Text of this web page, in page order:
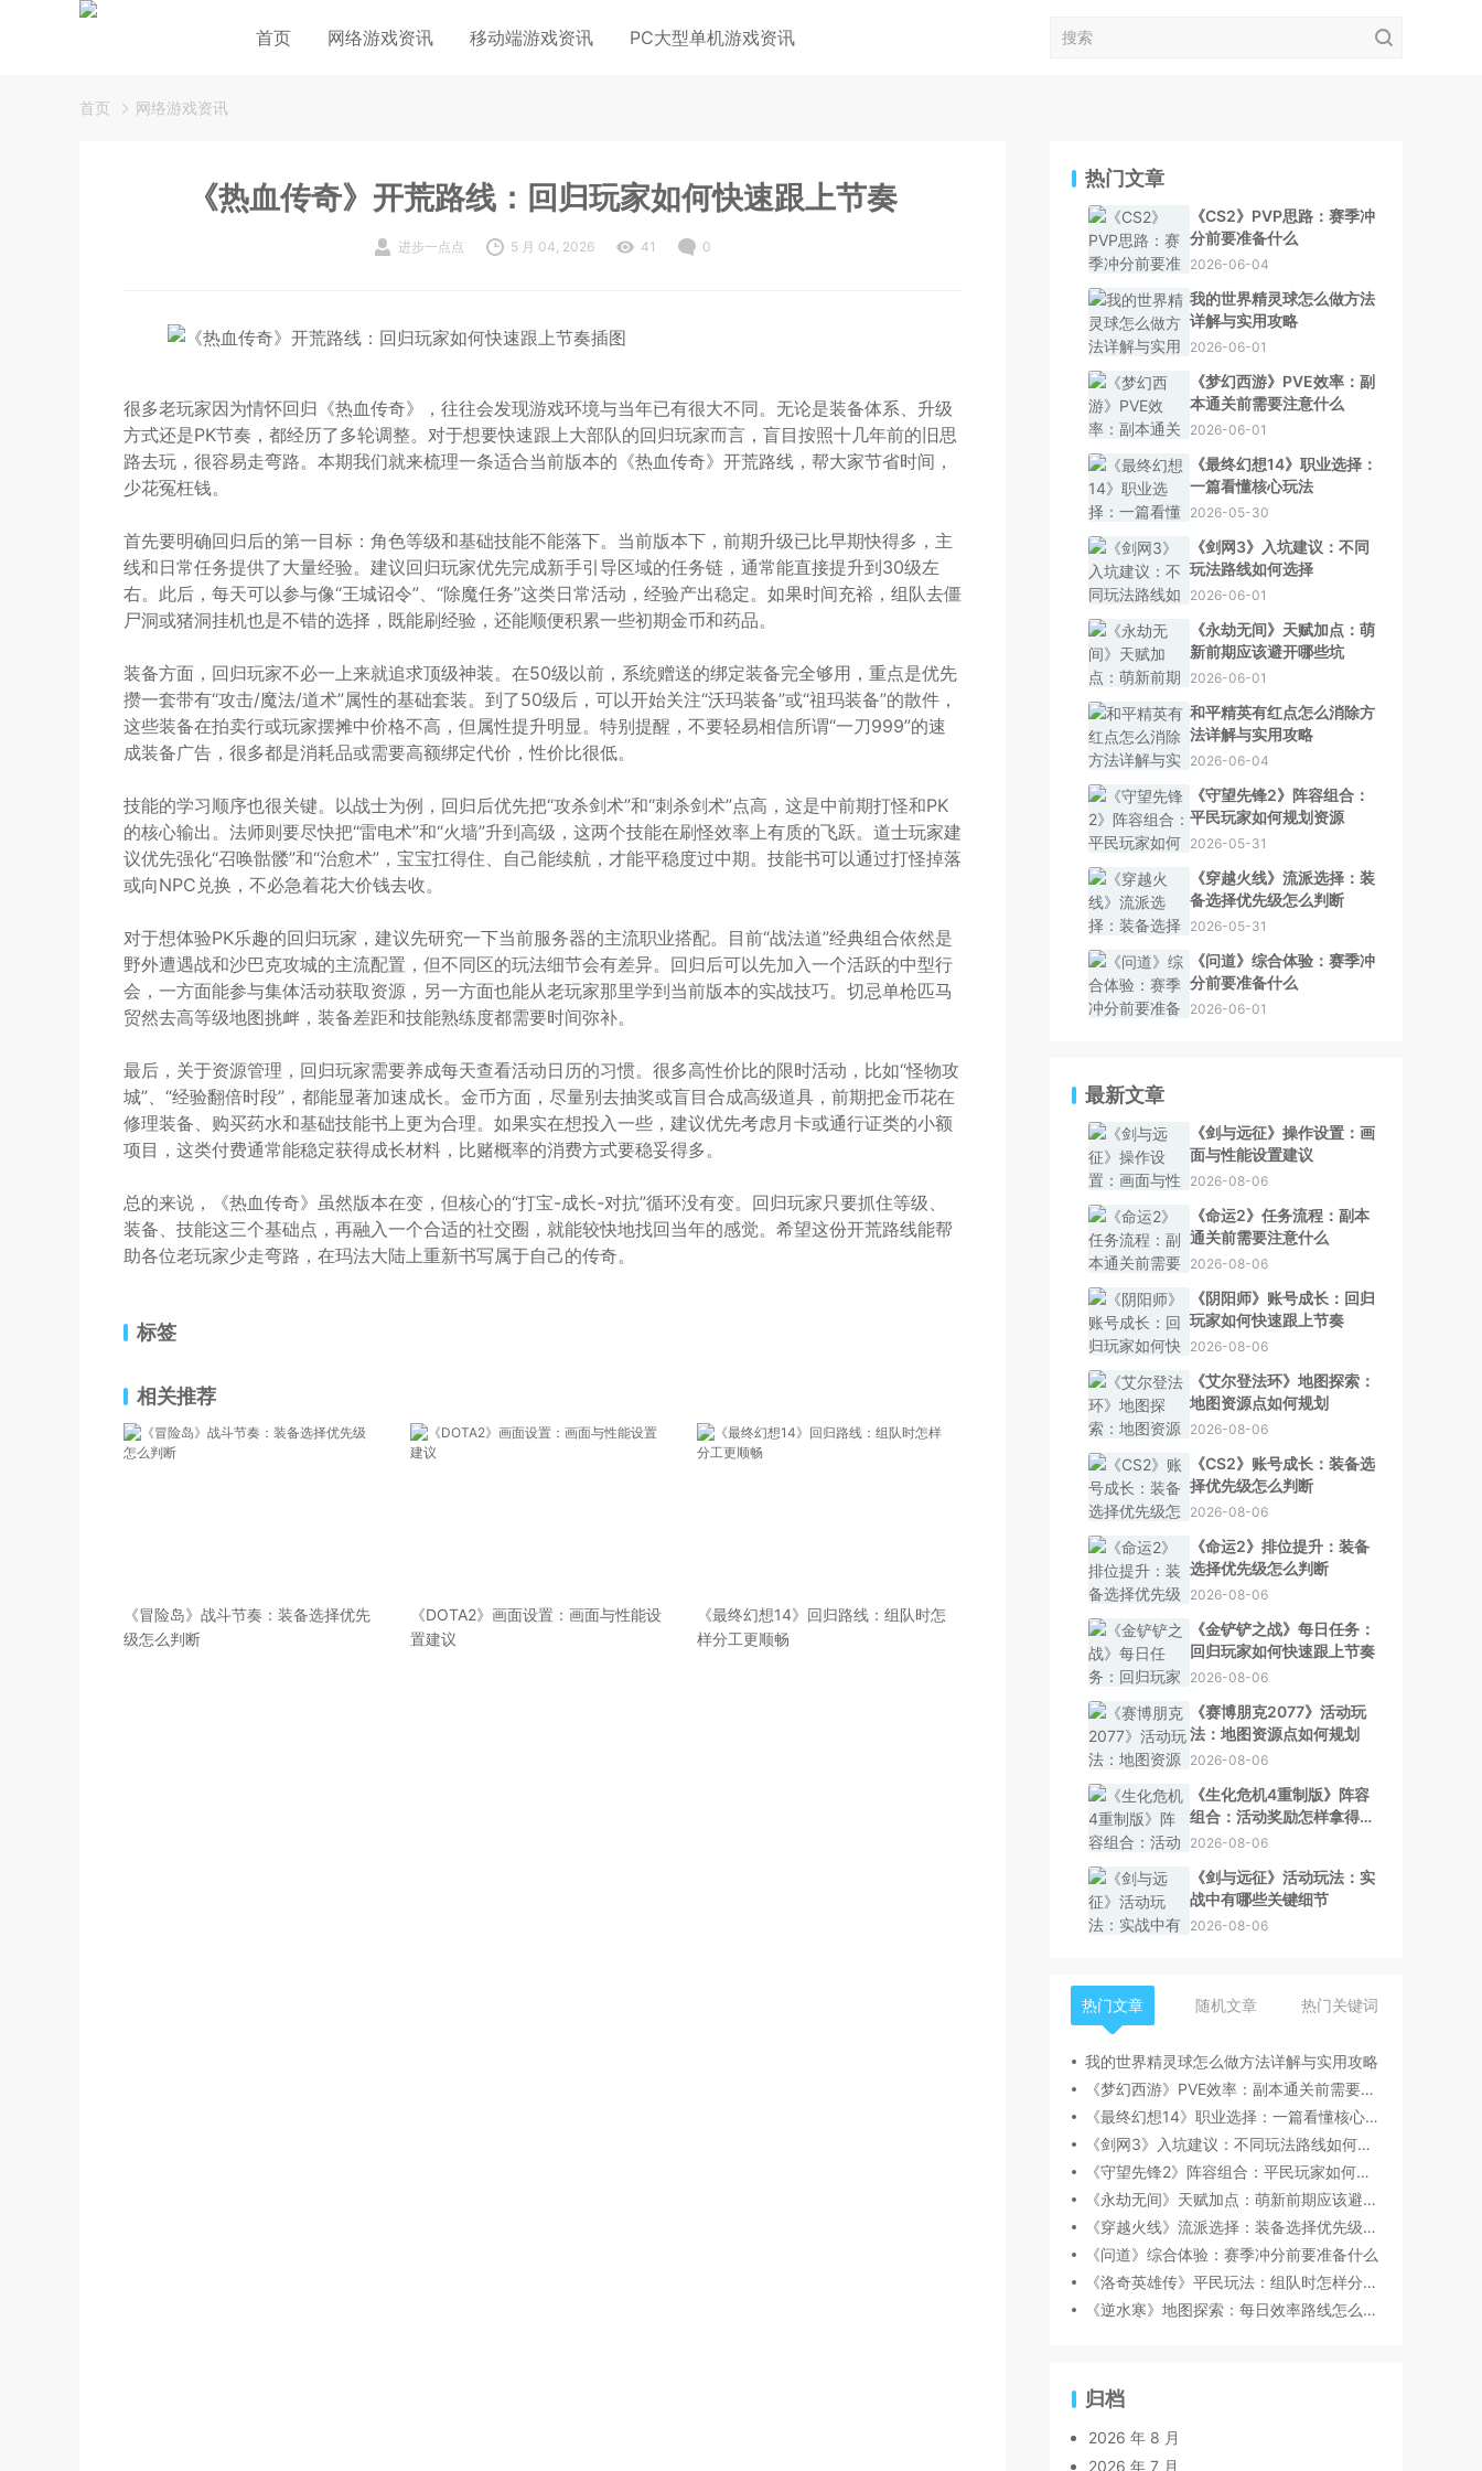
首页 网络游戏资讯 移动端游戏资讯 PC大型单机游戏资讯
首页 网络游戏资讯
《热血传奇》开荒路线：回归玩家如何快速跟上节奏
进步一点点 5 月 04, 2026 41 0
很多老玩家因为情怀回归《热血传奇》，往往会发现游戏环境与当年已有很大不同。无论是装备体系、升级
方式还是PK节奏，都经历了多轮调整。对于想要快速跟上大部队的回归玩家而言，盲目按照十几年前的旧思
路去玩，很容易走弯路。本期我们就来梳理一条适合当前版本的《热血传奇》开荒路线，帮大家节省时间，
少花冤枉钱。
首先要明确回归后的第一目标：角色等级和基础技能不能落下。当前版本下，前期升级已比早期快得多，主
线和日常任务提供了大量经验。建议回归玩家优先完成新手引导区域的任务链，通常能直接提升到30级左
右。此后，每天可以参与像“王城诏令”、“除魔任务”这类日常活动，经验产出稳定。如果时间充裕，组队去僵
尸洞或猪洞挂机也是不错的选择，既能刷经验，还能顺便积累一些初期金币和药品。
装备方面，回归玩家不必一上来就追求顶级神装。在50级以前，系统赠送的绑定装备完全够用，重点是优先
攒一套带有“攻击/魔法/道术”属性的基础套装。到了50级后，可以开始关注“沃玛装备”或“祖玛装备”的散件，
这些装备在拍卖行或玩家摆摊中价格不高，但属性提升明显。特别提醒，不要轻易相信所谓“一刀999”的速
成装备广告，很多都是消耗品或需要高额绑定代价，性价比很低。
技能的学习顺序也很关键。以战士为例，回归后优先把“攻杀剑术”和“刺杀剑术”点高，这是中前期打怪和PK
的核心输出。法师则要尽快把“雷电术”和“火墙”升到高级，这两个技能在刷怪效率上有质的飞跃。道士玩家建
议优先强化“召唤骷髅”和“治愈术”，宝宝扛得住、自己能续航，才能平稳度过中期。技能书可以通过打怪掉落
或向NPC兑换，不必急着花大价钱去收。
对于想体验PK乐趣的回归玩家，建议先研究一下当前服务器的主流职业搭配。目前“战法道”经典组合依然是
野外遭遇战和沙巴克攻城的主流配置，但不同区的玩法细节会有差异。回归后可以先加入一个活跃的中型行
会，一方面能参与集体活动获取资源，另一方面也能从老玩家那里学到当前版本的实战技巧。切忌单枪匹马
贸然去高等级地图挑衅，装备差距和技能熟练度都需要时间弥补。
最后，关于资源管理，回归玩家需要养成每天查看活动日历的习惯。很多高性价比的限时活动，比如“怪物攻
城”、“经验翻倍时段”，都能显著加速成长。金币方面，尽量别去抽奖或盲目合成高级道具，前期把金币花在
修理装备、购买药水和基础技能书上更为合理。如果实在想投入一些，建议优先考虑月卡或通行证类的小额
项目，这类付费通常能稳定获得成长材料，比赌概率的消费方式要稳妥得多。
总的来说，《热血传奇》虽然版本在变，但核心的“打宝-成长-对抗”循环没有变。回归玩家只要抓住等级、
装备、技能这三个基础点，再融入一个合适的社交圈，就能较快地找回当年的感觉。希望这份开荒路线能帮
助各位老玩家少走弯路，在玛法大陆上重新书写属于自己的传奇。
标签
相关推荐
《冒险岛》战斗节奏：装备选择优先
级怎么判断
《DOTA2》画面设置：画面与性能设
置建议
《最终幻想14》回归路线：组队时怎
样分工更顺畅
热门文章
《CS2》PVP思路：赛季冲
分前要准备什么
2026-06-04
我的世界精灵球怎么做方法
详解与实用攻略
2026-06-01
《梦幻西游》PVE效率：副
本通关前需要注意什么
2026-06-01
《最终幻想14》职业选择：
一篇看懂核心玩法
2026-05-30
《剑网3》入坑建议：不同
玩法路线如何选择
2026-06-01
《永劫无间》天赋加点：萌
新前期应该避开哪些坑
2026-06-01
和平精英有红点怎么消除方
法详解与实用攻略
2026-06-04
《守望先锋2》阵容组合：
平民玩家如何规划资源
2026-05-31
《穿越火线》流派选择：装
备选择优先级怎么判断
2026-05-31
《问道》综合体验：赛季冲
分前要准备什么
2026-06-01
最新文章
《剑与远征》操作设置：画
面与性能设置建议
2026-08-06
《命运2》任务流程：副本
通关前需要注意什么
2026-08-06
《阴阳师》账号成长：回归
玩家如何快速跟上节奏
2026-08-06
《艾尔登法环》地图探索：
地图资源点如何规划
2026-08-06
《CS2》账号成长：装备选
择优先级怎么判断
2026-08-06
《命运2》排位提升：装备
选择优先级怎么判断
2026-08-06
《金铲铲之战》每日任务：
回归玩家如何快速跟上节奏
2026-08-06
《赛博朋克2077》活动玩
法：地图资源点如何规划
2026-08-06
《生化危机4重制版》阵容
组合：活动奖励怎样拿得更
舒服
2026-08-06
《剑与远征》活动玩法：实
战中有哪些关键细节
2026-08-06
热门文章 随机文章 热门关键词
我的世界精灵球怎么做方法详解与实用攻略
《梦幻西游》PVE效率：副本通关前需要注意什么
《最终幻想14》职业选择：一篇看懂核心玩法
《剑网3》入坑建议：不同玩法路线如何选择
《守望先锋2》阵容组合：平民玩家如何规划资源
《永劫无间》天赋加点：萌新前期应该避开哪些坑
《穿越火线》流派选择：装备选择优先级怎么判断
《问道》综合体验：赛季冲分前要准备什么
《洛奇英雄传》平民玩法：组队时怎样分工更顺畅
《逆水寒》地图探索：每日效率路线怎么安排
归档
2026 年 8 月
2026 年 7 月